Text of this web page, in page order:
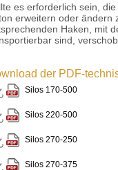
es erforderlich sein,
erweitern oder ändern
Haken, mit
sind,
der PDF-
Silos 170-500
Silos 220-500
Silos 270-250
Silos 270-375